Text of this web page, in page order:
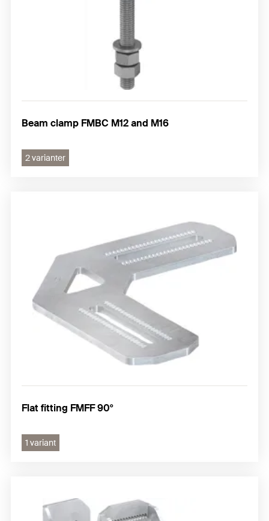
Beam clamp FMBC M12 and M16
2 varianter
Flat fitting FMFF 90°
1 variant